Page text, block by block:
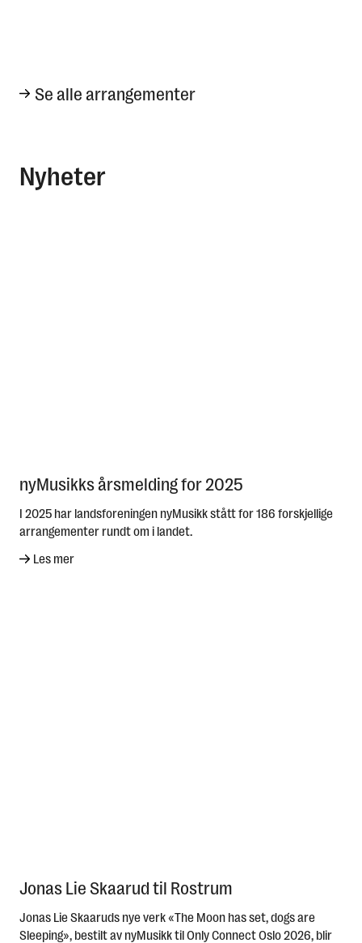
Se alle arrangementer
Nyheter
nyMusikks årsmelding for 2025
I 2025 har landsforeningen nyMusikk stått for 186 forskjellige
arrangementer rundt om i landet.
Les mer
Jonas Lie Skaarud til Rostrum
Jonas Lie Skaaruds nye verk «The Moon has set, dogs are
Sleeping», bestilt av nyMusikk til Only Connect Oslo 2026, blir